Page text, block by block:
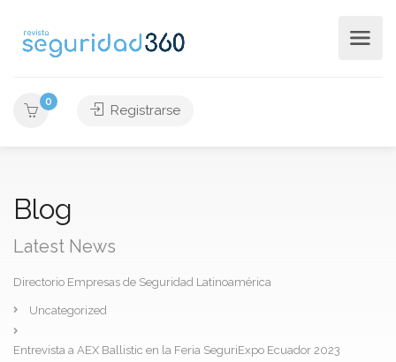
0
Registrarse
Blog
Latest News
Directorio Empresas de Seguridad Latinoamérica
Uncategorized
Entrevista a AEX Ballistic en la Feria SeguriExpo Ecuador 2023